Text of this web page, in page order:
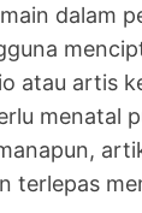
dalam
atau artis
menatal
terlepas